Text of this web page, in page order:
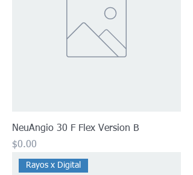
NeuAngio 30 F Flex Version B
Precio
$0.00
Rayos x Digital